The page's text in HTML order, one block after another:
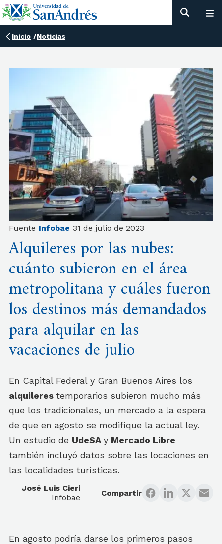
Inicio /Noticias
Fuente Infobae 31 de julio de 2023
Alquileres por las nubes:
cuánto subieron en el área
metropolitana y cuáles fueron
los destinos más demandados
para alquilar en las
vacaciones de julio
En Capital Federal y Gran Buenos Aires los
alquileres temporarios subieron mucho más
que los tradicionales, un mercado a la espera
de que en agosto se modifique la actual ley.
Un estudio de UdeSA y Mercado Libre
también incluyó datos sobre las locaciones en
las localidades turísticas.
José Luis Cieri
Infobae
Compartir
En agosto podría darse los primeros pasos